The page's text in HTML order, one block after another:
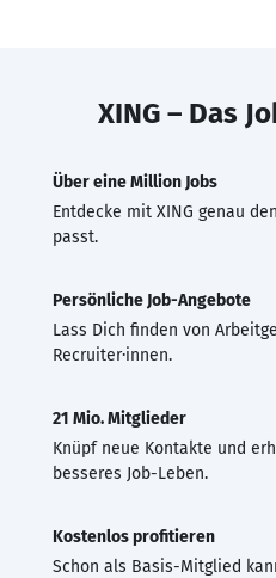
XING – Das
Über eine Million Jobs
Entdecke mit XING genau
passt.
Persönliche Job-Angebote
Lass Dich finden von
Recruiter·innen.
21 Mio. Mitglieder
Knüpf neue Kontakte und
besseres Job-Leben.
Kostenlos profitieren
Schon als Basis-Mitglied